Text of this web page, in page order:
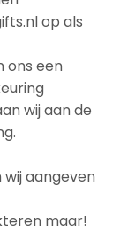
op als
ons een
wij aan de
aangeven
maar!